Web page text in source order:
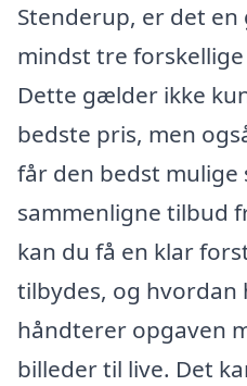
Stenderup, er det
mindst tre
Dette gælder ikke
bedste pris, men
får den bedst mulige
sammenligne tilbud
kan du få en klar
tilbydes, og hvordan
håndterer opgaven
billeder til live. Det